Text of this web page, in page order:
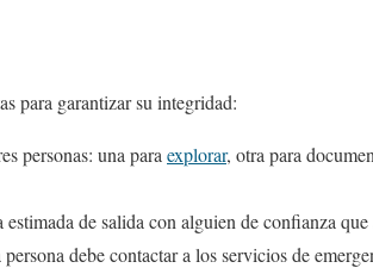
para garantizar su integridad:
personas: una para explorar, otra para
de salida con alguien de confianza que
debe contactar a los servicios de